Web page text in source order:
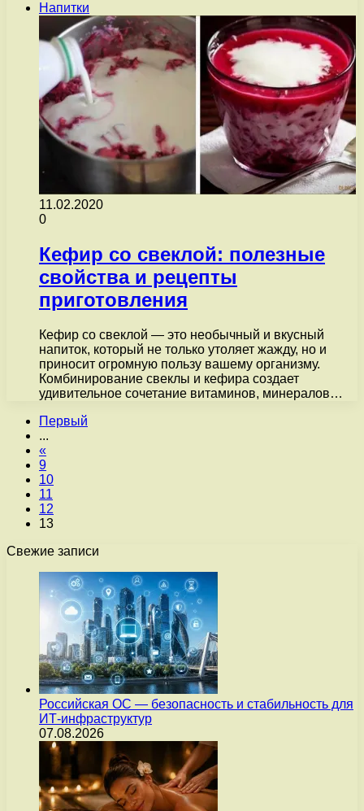
Напитки
11.02.2020
0
Кефир со свеклой: полезные
свойства и рецепты
приготовления
Кефир со свеклой — это необычный и вкусный
напиток, который не только утоляет жажду, но и
приносит огромную пользу вашему организму.
Комбинирование свеклы и кефира создает
удивительное сочетание витаминов, минералов…
Первый
...
«
9
10
11
12
13
Свежие записи
Российская ОС — безопасность и стабильность для
ИТ-инфраструктур
07.08.2026